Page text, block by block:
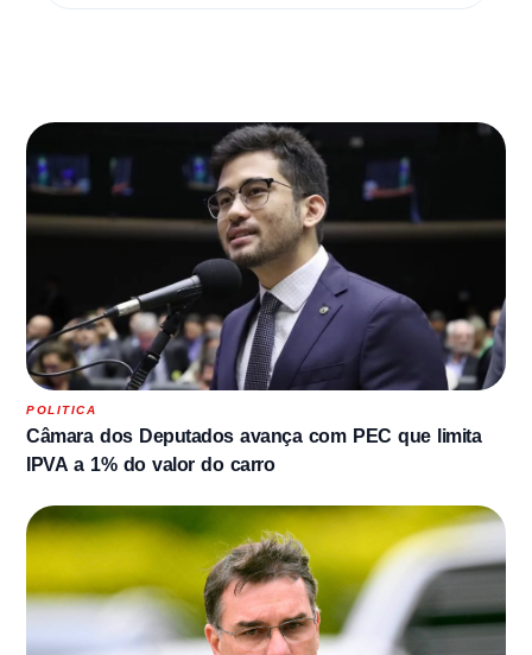
POLITICA
Câmara dos Deputados avança com PEC que limita
IPVA a 1% do valor do carro